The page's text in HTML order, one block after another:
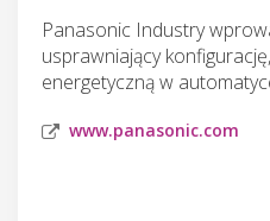
Panasonic Industry
usprawniający
energetyczną w
www.panasonic.com